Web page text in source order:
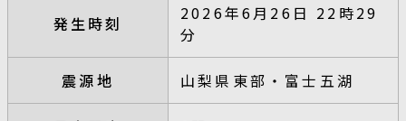
発生時刻
2026年6月26日 22時29
分
震源地 山梨県東部・富士五湖